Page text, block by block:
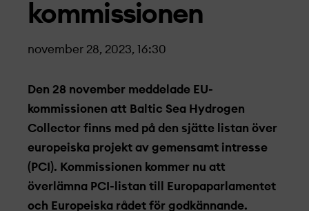
kommissionen
november 28, 2023, 16:30
Den 28 november meddelade EU-
kommissionen att Baltic Sea Hydrogen
Collector finns med på den sjätte listan över
europeiska projekt­ av gemensamt intresse
(PCI). Kommissionen kommer nu att
överlämna PCI-listan till Europaparlamentet
och Europeiska rådet för godkännande.